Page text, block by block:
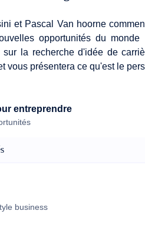
et Pascal Van hoorne
opportunités du
la recherche d'idée de
vous présentera ce qu'est le
entreprendre
business